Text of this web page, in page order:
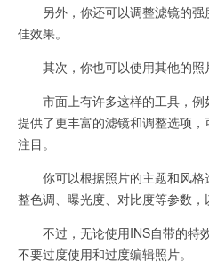
另外，你还可以调整滤镜的强
佳效果。
其次，你也可以使用其他的照
市面上有许多这样的工具，例
提供了更丰富的滤镜和调整选项
注目。
你可以根据照片的主题和风格
整色调、曝光度、对比度等参数，
不过，无论使用INS自带的特
不要过度使用和过度编辑照片。